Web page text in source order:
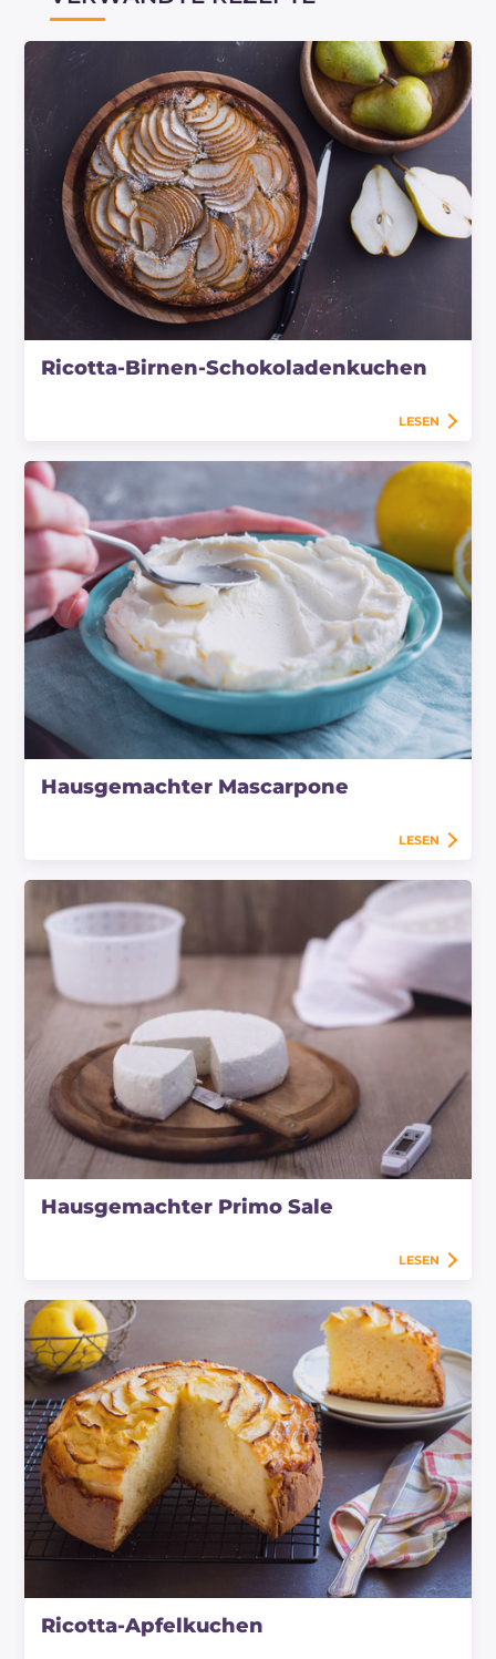
Ricotta-Birnen-Schokoladenkuchen
LESEN
Hausgemachter Mascarpone
LESEN
Hausgemachter Primo Sale
LESEN
Ricotta-Apfelkuchen